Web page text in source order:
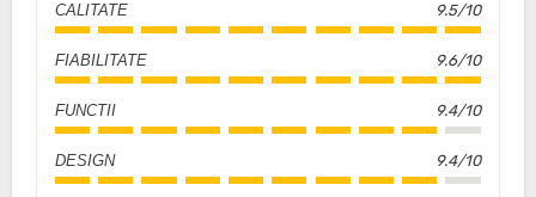
CALITATE 9.5/10
FIABILITATE 9.6/10
FUNCTII 9.4/10
DESIGN 9.4/10